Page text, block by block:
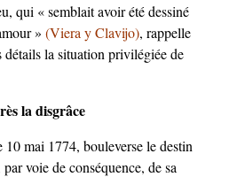
qui « semblait avoir été dessiné
» (Viera y Clavijo), rappelle
détails la situation privilégiée de
la disgrâce
mai 1774, bouleverse le destin
voie de conséquence, de sa